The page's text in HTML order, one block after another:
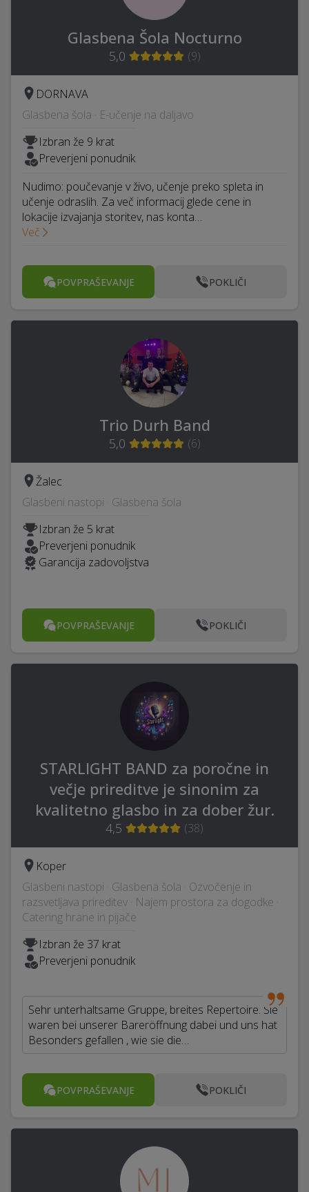
Glasbena Šola Nocturno
5,0 (9)
DORNAVA
Glasbena šola · E-učenje na daljavo
Izbran že 9 krat
Preverjeni ponudnik
Nudimo: poučevanje v živo, učenje preko spleta in
učenje odraslih. Za več informacij glede cene in
lokacije izvajanja storitev, nas konta…
Več
POVPRAŠEVANJE POKLIČI
Trio Durh Band
5,0 (6)
Žalec
Glasbeni nastopi · Glasbena šola
Izbran že 5 krat
Preverjeni ponudnik
Garancija zadovoljstva
POVPRAŠEVANJE POKLIČI
STARLIGHT BAND za poročne in
večje prireditve je sinonim za
kvalitetno glasbo in za dober žur.
4,5 (38)
Koper
Glasbeni nastopi · Glasbena šola · Ozvočenje in
razsvetljava prireditev · Najem prostora za dogodke ·
Catering hrane in pijače
Izbran že 37 krat
Preverjeni ponudnik
Sehr unterhaltsame Gruppe, breites Repertoire. Sie
waren bei unserer Bareröffnung dabei und uns hat
Besonders gefallen , wie sie die…
POVPRAŠEVANJE POKLIČI